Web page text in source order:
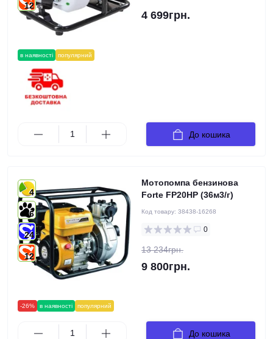
в наявності популярний
12
4 699грн.
До кошика
-26% в наявності популярний
4
6
24
12
Мотопомпа бензинова
Forte FP20HP (36м3/г)
Код товару: 38438-16268
0
13 234грн.
9 800грн.
До кошика